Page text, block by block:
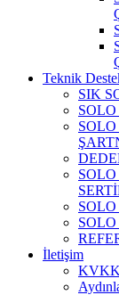
Teknik
SIK
İletişim
KVKK